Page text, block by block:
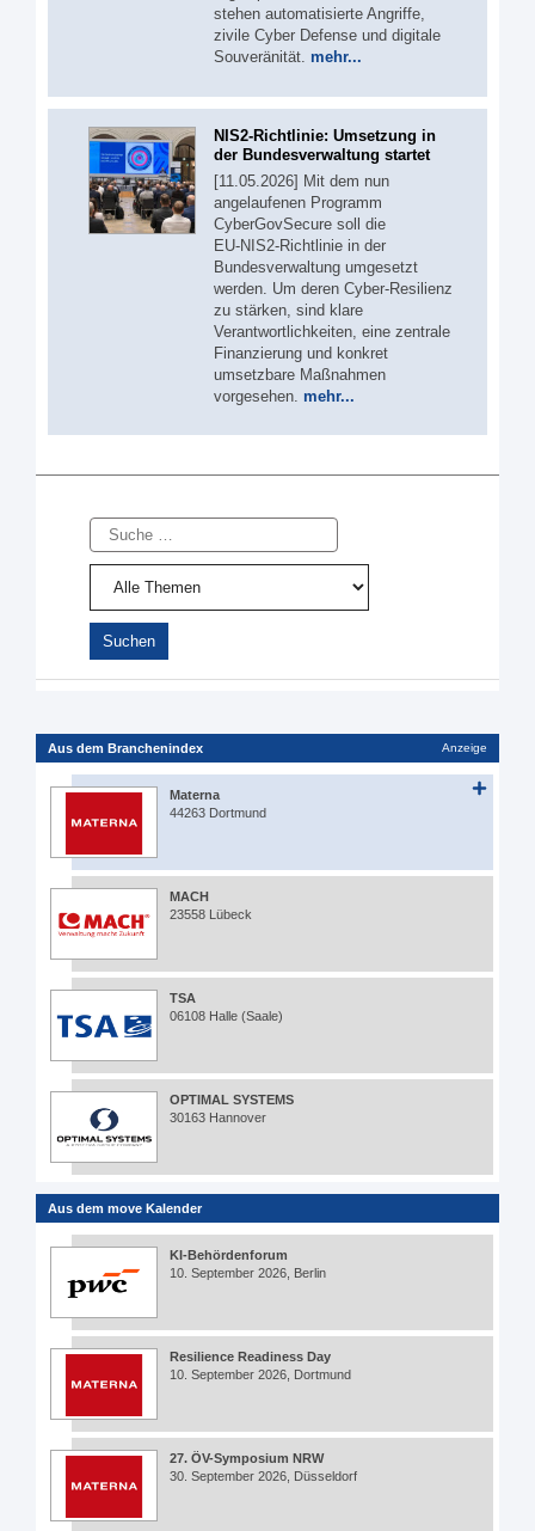
stehen automatisierte Angriffe,
zivile Cyber Defense und digitale
Souveränität. mehr...
NIS2-Richtlinie: Umsetzung in
der Bundesverwaltung startet
[11.05.2026] Mit dem nun
angelaufenen Programm
CyberGovSecure soll die
EU‑NIS2‑Richtlinie in der
Bundesverwaltung umgesetzt
werden. Um deren Cyber-Resilienz
zu stärken, sind klare
Verantwortlichkeiten, eine zentrale
Finanzierung und konkret
umsetzbare Maßnahmen
vorgesehen. mehr...
Suche
Aus dem Branchenindex Anzeige
Materna
44263 Dortmund
MACH
23558 Lübeck
TSA
06108 Halle (Saale)
OPTIMAL SYSTEMS
30163 Hannover
Aus dem move Kalender
KI-Behördenforum
10. September 2026, Berlin
Resilience Readiness Day
10. September 2026, Dortmund
27. ÖV-Symposium NRW
30. September 2026, Düsseldorf